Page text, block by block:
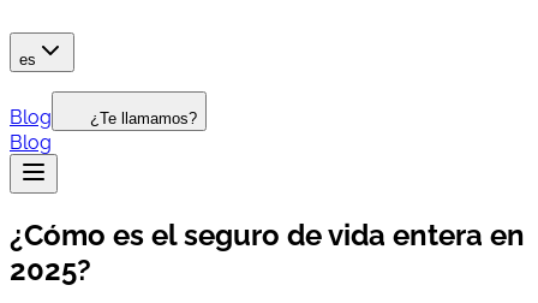
es
Blog ¿Te llamamos?
Blog
¿Cómo es el seguro de vida entera en
2025?